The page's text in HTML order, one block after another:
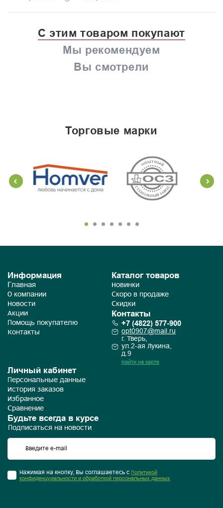
С этим товаром покупают
Мы рекомендуем
Вы смотрели
торговые марки
Информация
Главная
О компании
Новости
Акции
Помощь покупателю
Контакты
Каталог товаров
Новинки
Скоро в продаже
Скидки
Контакты
+7 (4822) 577-900
opt0907@mail.ru
г. Тверь,
ул.2-ая Лукина,
д.9
Найти на карте
Личный кабинет
Персональные данные
История заказов
Избранное
Сравнение
Будьте всегда в курсе
Подписаться на новости
Нажимая на кнопку, Вы соглашаетесь с Политикой
конфиденцуиальности и обработкой персональных данных